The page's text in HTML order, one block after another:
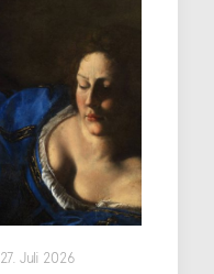
27. Juli 2026